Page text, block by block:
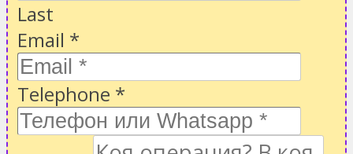
Last
Email *
Telephone *